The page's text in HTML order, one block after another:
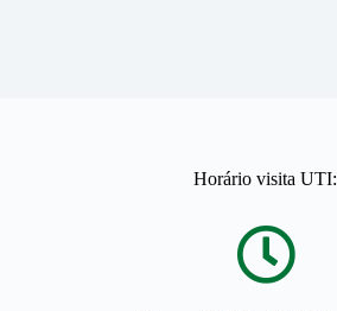
Horário visita UTI: